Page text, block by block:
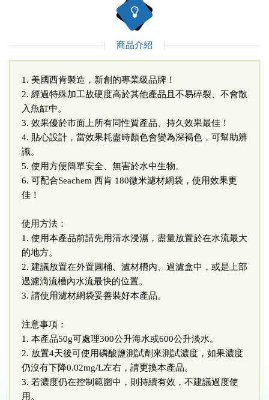
商品介紹
1. 美國西肯製造，新創的專業級品牌！
2. 經過特殊加工故硬度高於其他產品且不易碎裂、不會散
入魚缸中。
3. 效果優於市面上所有同性質產品、持久效果最佳！
4. 貼心設計，當效果耗盡時顏色會變為深褐色，可幫助辨
識。
5. 使用方便簡單安全、無害於水中生物。
6. 可配合Seachem 西肯 180微米濾材網袋，使用效果更
佳！
使用方法：
1. 使用本產品前請先用清水浸濕，盡量放置於在水流最大
的地方。
2. 建議放置在外置圓桶、濾材槽內、過濾盒中，或是上部
過濾滴流槽內水流最快的位置。
3. 請使用濾材網袋妥善裝好本產品。
注意事項：
1. 本產品50g可處理300公升海水或600公升淡水。
2. 放置4天後可使用磷酸鹽測試劑來測試濃度，如果濃度
仍沒有下降0.02mg/L左右，請更換本產品。
3. 若濃度仍在控制範圍中，則持續有效，不建議過度使
用。